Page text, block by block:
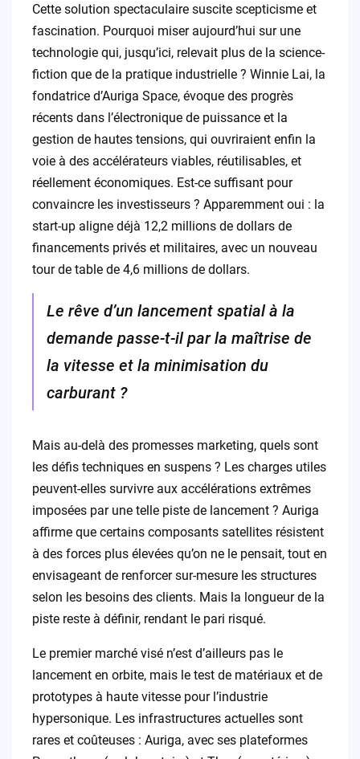
Cette solution spectaculaire suscite scepticisme et
fascination. Pourquoi miser aujourd’hui sur une
technologie qui, jusqu’ici, relevait plus de la science-
fiction que de la pratique industrielle ? Winnie Lai, la
fondatrice d’Auriga Space, évoque des progrès
récents dans l’électronique de puissance et la
gestion de hautes tensions, qui ouvriraient enfin la
voie à des accélérateurs viables, réutilisables, et
réellement économiques. Est-ce suffisant pour
convaincre les investisseurs ? Apparemment oui : la
start-up aligne déjà 12,2 millions de dollars de
financements privés et militaires, avec un nouveau
tour de table de 4,6 millions de dollars.
Le rêve d’un lancement spatial à la
demande passe-t-il par la maîtrise de
la vitesse et la minimisation du
carburant ?
Mais au-delà des promesses marketing, quels sont
les défis techniques en suspens ? Les charges utiles
peuvent-elles survivre aux accélérations extrêmes
imposées par une telle piste de lancement ? Auriga
affirme que certains composants satellites résistent
à des forces plus élevées qu’on ne le pensait, tout en
envisageant de renforcer sur-mesure les structures
selon les besoins des clients. Mais la longueur de la
piste reste à définir, rendant le pari risqué.
Le premier marché visé n’est d’ailleurs pas le
lancement en orbite, mais le test de matériaux et de
prototypes à haute vitesse pour l’industrie
hypersonique. Les infrastructures actuelles sont
rares et coûteuses : Auriga, avec ses plateformes